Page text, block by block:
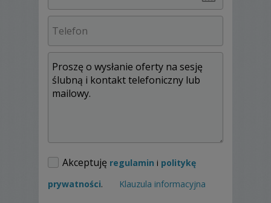
od początku do fotografii podchodziłam
bardzo szeroko. Odpowiada mi zarówno
wykonywanie reportażu jak i sesje w studio
się szczególnie, choć całkiem możliwe, że
jeszcze tu takiego nie ma, więc…
Akceptuję regulamin i politykę
prywatności. Klauzula informacyjna